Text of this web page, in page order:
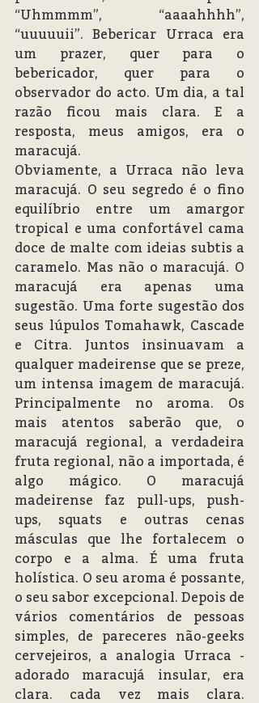
“Uhmmmm”, “aaaahhhh”,
“uuuuuii”. Bebericar Urraca era
um prazer, quer para o
bebericador, quer para o
observador do acto. Um dia, a tal
razão ficou mais clara. E a
resposta, meus amigos, era o
maracujá.
Obviamente, a Urraca não leva
maracujá. O seu segredo é o fino
equilíbrio entre um amargor
tropical e uma confortável cama
doce de malte com ideias subtis a
caramelo. Mas não o maracujá. O
maracujá era apenas uma
sugestão. Uma forte sugestão dos
seus lúpulos Tomahawk, Cascade
e Citra. Juntos insinuavam a
qualquer madeirense que se preze,
um intensa imagem de maracujá.
Principalmente no aroma. Os
mais atentos saberão que, o
maracujá regional, a verdadeira
fruta regional, não a importada, é
algo mágico. O maracujá
madeirense faz pull-ups, push-
ups, squats e outras cenas
másculas que lhe fortalecem o
corpo e a alma. É uma fruta
holística. O seu aroma é possante,
o seu sabor excepcional. Depois de
vários comentários de pessoas
simples, de pareceres não-geeks
cervejeiros, a analogia Urraca -
adorado maracujá insular, era
clara. cada vez mais clara.